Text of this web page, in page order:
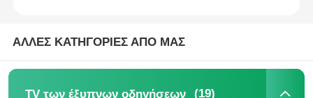
ΑΛΛΕΣ ΚΑΤΗΓΟΡΙΕΣ ΑΠΟ ΜΑΣ
TV των έξυπνων οδηγήσεων (19)